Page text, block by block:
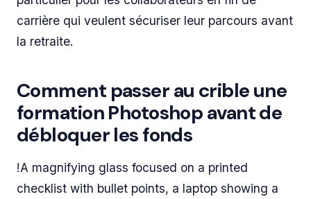
carrière qui veulent sécuriser leur parcours avant
la retraite.
Comment passer au crible une
formation Photoshop avant de
débloquer les fonds
!A magnifying glass focused on a printed
checklist with bullet points, a laptop showing a